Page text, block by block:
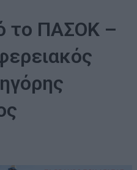
το ΠΑΣΟΚ –